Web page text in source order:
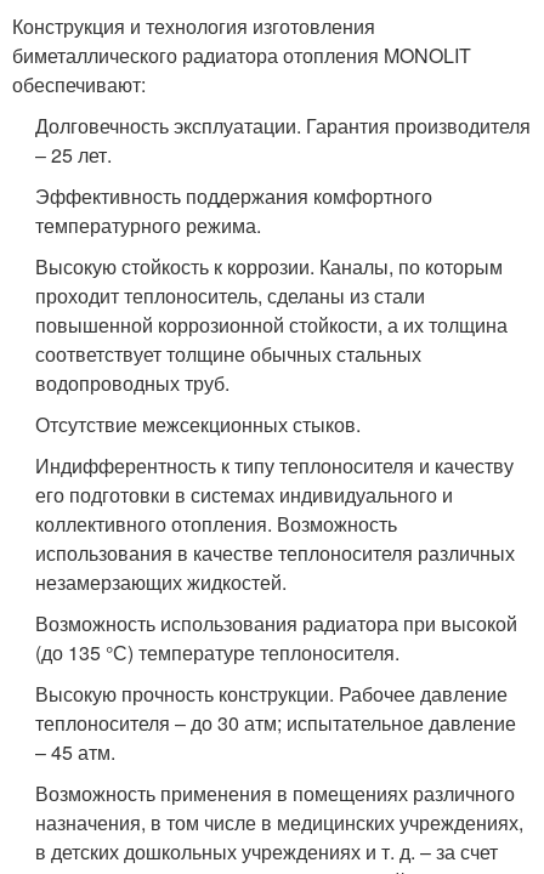
Конструкция и технология изготовления
биметаллического радиатора отопления MONOLIT
обеспечивают:
Долговечность эксплуатации. Гарантия производителя
– 25 лет.
Эффективность поддержания комфортного
температурного режима.
Высокую стойкость к коррозии. Каналы, по которым
проходит теплоноситель, сделаны из стали
повышенной коррозионной стойкости, а их толщина
соответствует толщине обычных стальных
водопроводных труб.
Отсутствие межсекционных стыков.
Индифферентность к типу теплоносителя и качеству
его подготовки в системах индивидуального и
коллективного отопления. Возможность
использования в качестве теплоносителя различных
незамерзающих жидкостей.
Возможность использования радиатора при высокой
(до 135 °С) температуре теплоносителя.
Высокую прочность конструкции. Рабочее давление
теплоносителя – до 30 атм; испытательное давление
– 45 атм.
Возможность применения в помещениях различного
назначения, в том числе в медицинских учреждениях,
в детских дошкольных учреждениях и т. д. – за счет